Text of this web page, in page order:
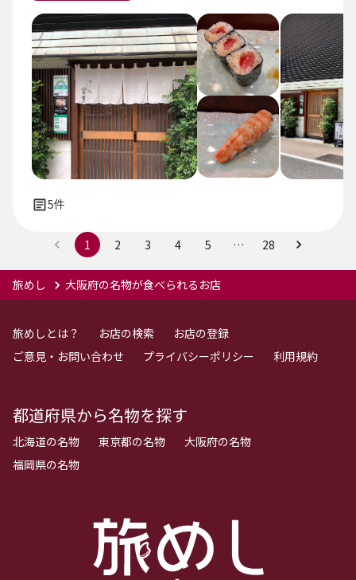
5件
1 2 3 4 5 … 28
旅めし 大阪府の名物が食べられるお店
旅めしとは？ お店の検索
お店の登録
ご意見・お問い合わせ
プライバシーポリシー 利用規約
都道府県から名物を探す
北海道の名物 東京都の名物
大阪府の名物
福岡県の名物